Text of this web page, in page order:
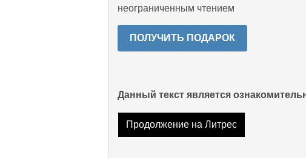
неограниченным чтением
ПОЛУЧИТЬ ПОДАРОК
Данный текст является
Продолжение на Литрес